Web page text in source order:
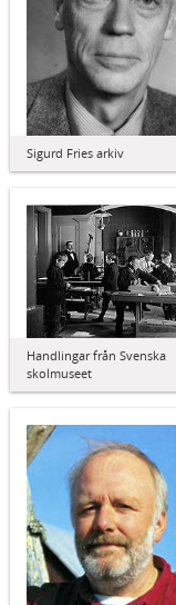
Sigurd Fries arkiv
Handlingar från Svenska
skolmuseet